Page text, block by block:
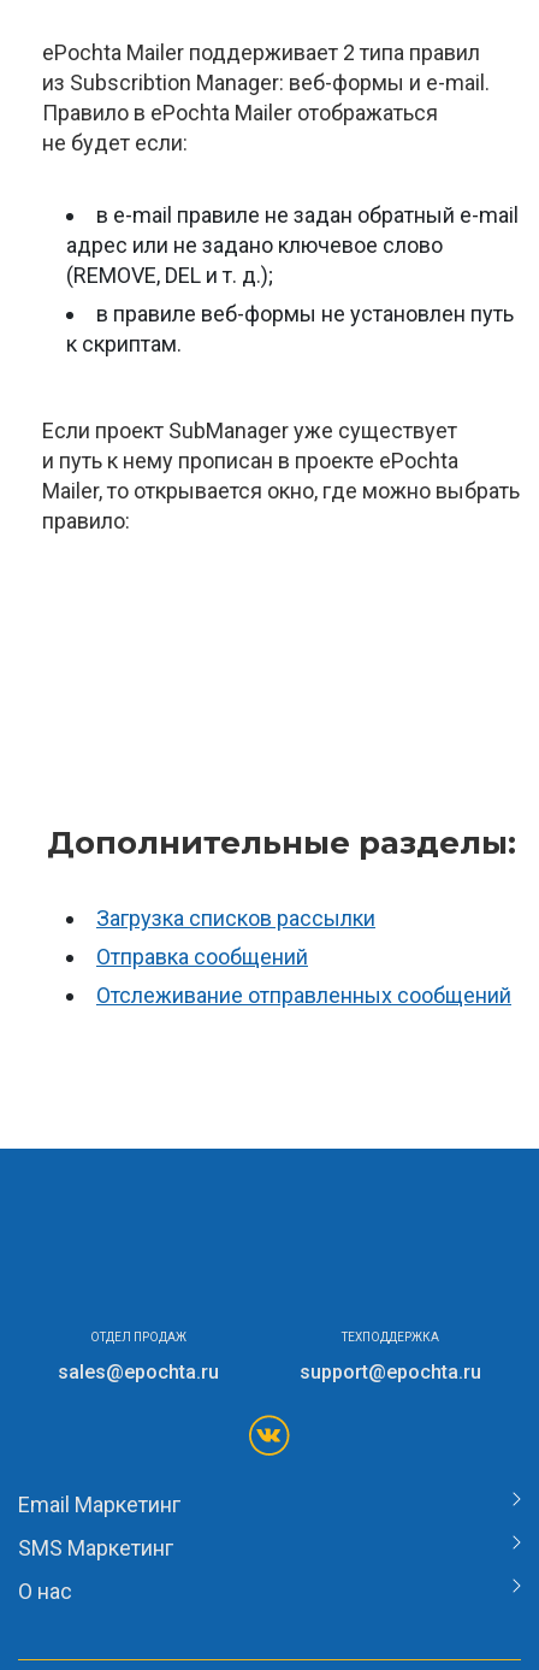
ePochta Mailer поддерживает 2 типа правил
из Subscribtion Manager: веб-формы и e-mail .
Правило в ePochta Mailer отображаться
не будет если:
в e-mail правиле не задан обратный e-mail
адрес или не задано ключевое слово
(REMOVE, DEL и т. д.);
в правиле веб-формы не установлен путь
к скриптам.
Если проект SubManager уже существует
и путь к нему прописан в проекте ePochta
Mailer, то открывается окно, где можно выбрать
правило:
Дополнительные разделы:
Загрузка списков рассылки
Отправка сообщений
Отслеживание отправленных сообщений
ОТДЕЛ ПРОДАЖ
sales@epochta.ru
ТЕХПОДДЕРЖКА
support@epochta.ru
Email Маркетинг
SMS Маркетинг
О нас